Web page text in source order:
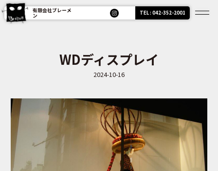
有限会社ブレーメ
ン TEL : 042-352-2001
WDディスプレイ
2024-10-16